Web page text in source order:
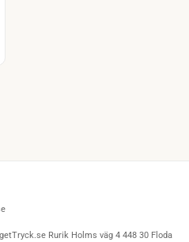
Rurik Holms väg 4 448 30 Floda